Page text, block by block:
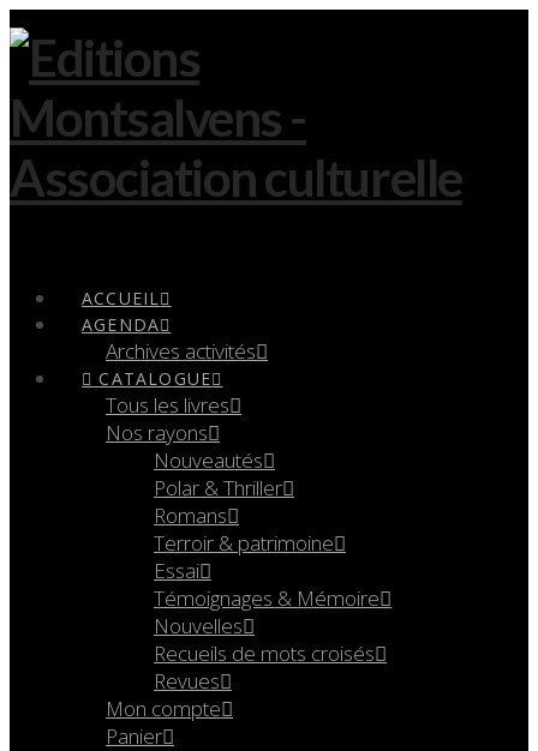
ACCUEIL
AGENDA
Archives activités
CATALOGUE
Tous les livres
Nos rayons
Nouveautés
Polar & Thriller
Romans
Terroir & patrimoine
Essai
Témoignages & Mémoire
Nouvelles
Recueils de mots croisés
Revues
Mon compte
Panier